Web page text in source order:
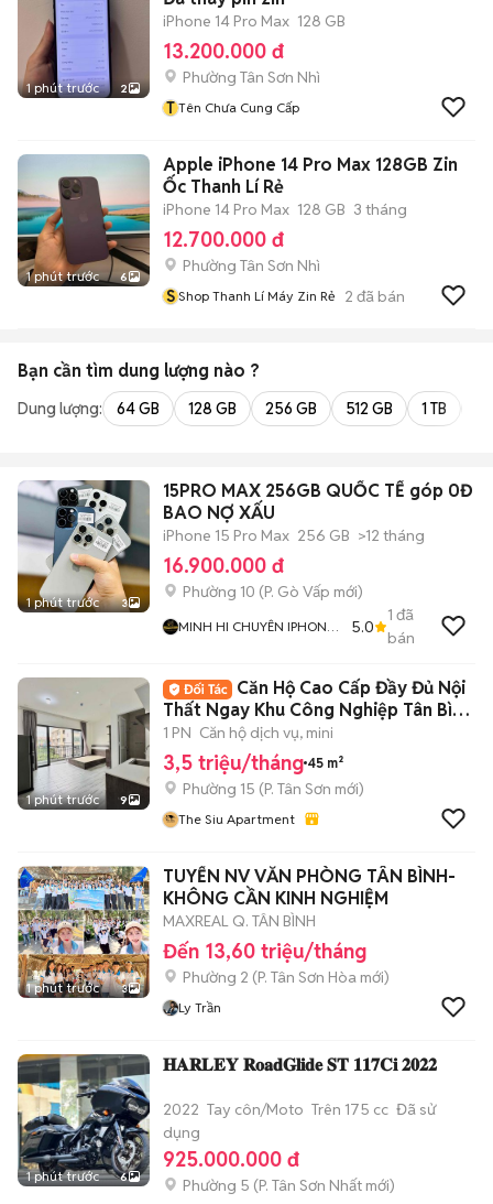
1 phút trước 2
iPhone 14 Pro Max 128 GB
13.200.000 đ
Phường Tân Sơn Nhì
T Tên Chưa Cung Cấp
1 phút trước 6
Apple iPhone 14 Pro Max 128GB Zin
Ốc Thanh Lí Rẻ
iPhone 14 Pro Max 128 GB 3 tháng
12.700.000 đ
Phường Tân Sơn Nhì
S Shop Thanh Lí Máy Zin Rẻ 2 đã bán
Bạn cần tìm dung lượng nào ?
Dung lượng: 64 GB 128 GB 256 GB 512 GB 1 TB
1 phút trước 3
15PRO MAX 256GB QUỐC TẾ góp 0Đ
BAO NỢ XẤU
iPhone 15 Pro Max 256 GB >12 tháng
16.900.000 đ
Phường 10 (P. Gò Vấp mới)
MINH HI CHUYÊN IPHONE
5.0
1 đã
bán
1 phút trước 9
Căn Hộ Cao Cấp Đầy Đủ Nội
Thất Ngay Khu Công Nghiệp Tân Bình
- Etown
1 PN Căn hộ dịch vụ, mini
3,5 triệu/tháng 45 m²
Phường 15 (P. Tân Sơn mới)
The Siu Apartment
1 phút trước 3
TUYỂN NV VĂN PHÒNG TÂN BÌNH-
KHÔNG CẦN KINH NGHIỆM
MAXREAL Q. TÂN BÌNH
Đến 13,60 triệu/tháng
Phường 2 (P. Tân Sơn Hòa mới)
Ly Trần
1 phút trước 6
𝐇𝐀𝐑𝐋𝐄𝐘 𝐑𝐨𝐚𝐝𝐆𝐥𝐢𝐝𝐞 𝐒𝐓 𝟏𝟏𝟕𝐂𝐢 𝟐𝟎𝟐𝟐
2022 Tay côn/Moto Trên 175 cc Đã sử
dụng
925.000.000 đ
Phường 5 (P. Tân Sơn Nhất mới)